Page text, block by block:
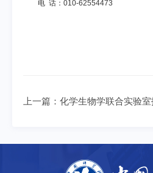
电 话：010-62554473
上一篇： 化学生物学联合实验